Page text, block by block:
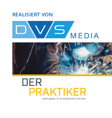
REALISIERT VON